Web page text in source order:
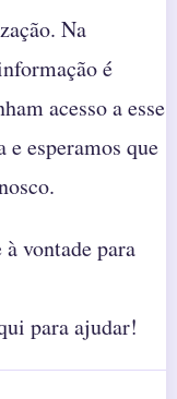
Na
é
acesso a esse
esperamos que
vontade para
para ajudar!